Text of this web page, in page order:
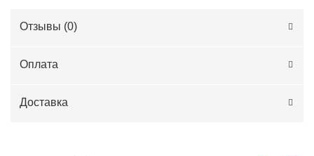
Отзывы (0)
Оплата
Доставка